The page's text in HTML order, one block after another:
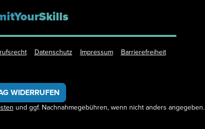
Datenschutz Impressum Barrierefreiheit
WIDERRUFEN
und ggf. Nachnahmegebühren, wenn nicht anders angegeben.